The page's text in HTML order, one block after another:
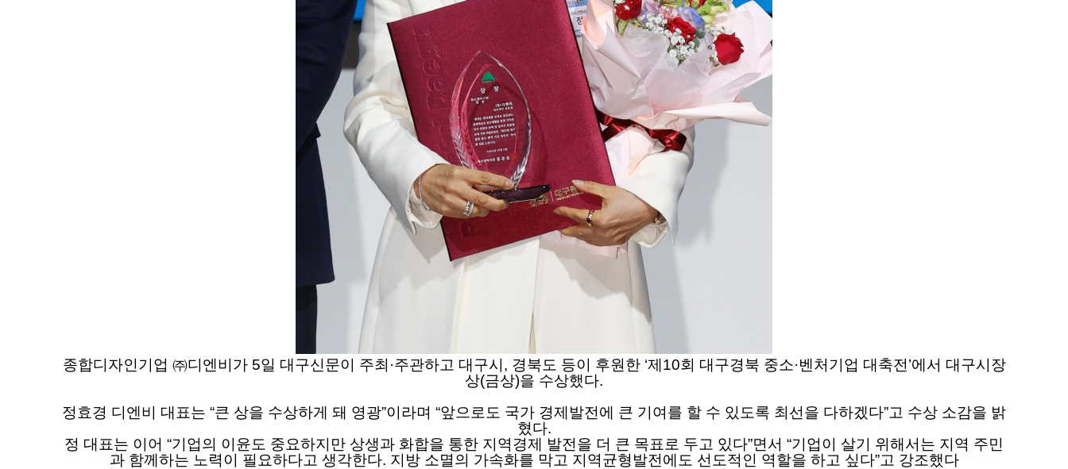
종합디자인기업 ㈜디엔비가 5일 대구신문이 주최·주관하고 대구시, 경북도 등이 후원한 ‘제10회 대구경북 중소·벤처기업 대축전’에서 대구시장
상(금상)을 수상했다.
정효경 디엔비 대표는 “큰 상을 수상하게 돼 영광”이라며 “앞으로도 국가 경제발전에 큰 기여를 할 수 있도록 최선을 다하겠다”고 수상 소감을 밝
혔다.
정 대표는 이어 “기업의 이윤도 중요하지만 상생과 화합을 통한 지역경제 발전을 더 큰 목표로 두고 있다”면서 “기업이 살기 위해서는 지역 주민
과 함께하는 노력이 필요하다고 생각한다. 지방 소멸의 가속화를 막고 지역균형발전에도 선도적인 역할을 하고 싶다”고 강조했다